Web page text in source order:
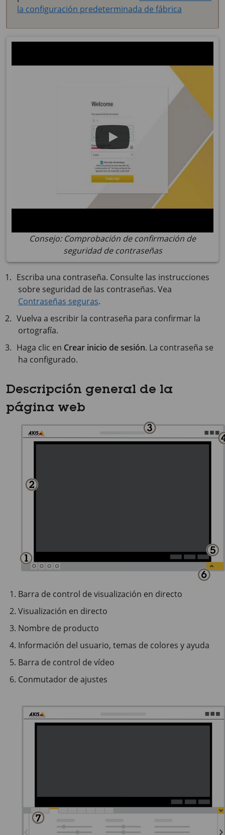
la configuración predeterminada de fábrica
Consejo: Comprobación de confirmación de
seguridad de contraseñas
Escriba una contraseña. Consulte las instrucciones
sobre seguridad de las contraseñas. Vea
Contraseñas seguras.
Vuelva a escribir la contraseña para confirmar la
ortografía.
Haga clic en Crear inicio de sesión. La contraseña se
ha configurado.
Descripción general de la
página web
Barra de control de visualización en directo
Visualización en directo
Nombre de producto
Información del usuario, temas de colores y ayuda
Barra de control de vídeo
Conmutador de ajustes